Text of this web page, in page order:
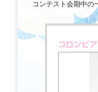
コンテスト会期中の